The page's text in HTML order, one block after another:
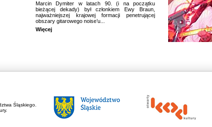
Marcin Dymiter w latach 90. (i na początku
bieżącej dekady) był członkiem Ewy Braun,
najważniejszej krajowej formacji penetrującej
obszary gitarowego noise’u...
Więcej
Śląskiego.